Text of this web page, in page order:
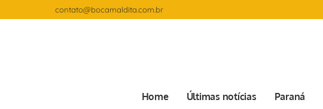
contato@bocamaldita.com.br
Home Últimas notícias Paraná